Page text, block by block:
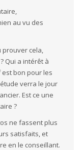
au vu des
cela,
Qui a intérêt à
bon pour les
étude verra le jour
Est ce une
?
ne fassent plus
satisfaits, et
en le conseillant.